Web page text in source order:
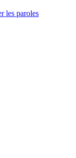
les paroles